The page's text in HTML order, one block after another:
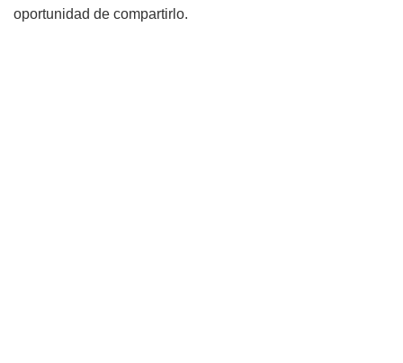
oportunidad de compartirlo.